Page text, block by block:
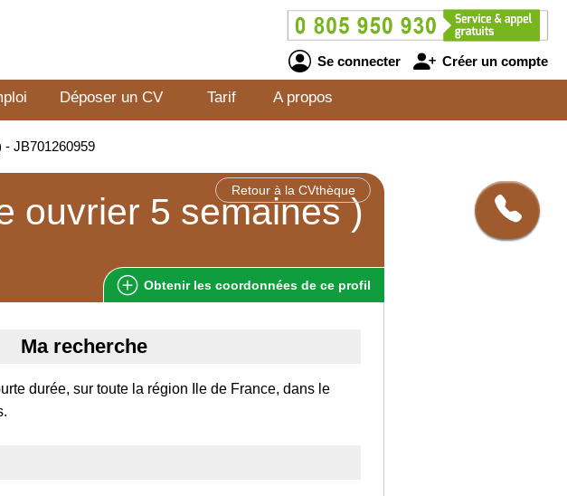
Se connecter Créer un compte
Déposer un CV Tarif A propos
- JB701260959
Retour à la CVthèque
ouvrier 5 semaines )
Obtenir les coordonnées de ce profil
Ma recherche
durée, sur toute la région Ile de France, dans le